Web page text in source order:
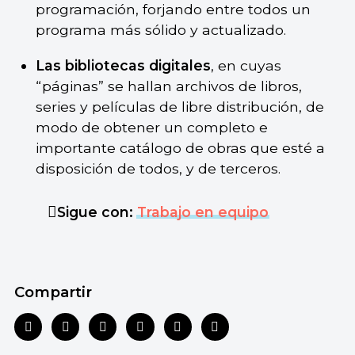
programación, forjando entre todos un
programa más sólido y actualizado.
Las bibliotecas digitales, en cuyas
“páginas” se hallan archivos de libros,
series y películas de libre distribución, de
modo de obtener un completo e
importante catálogo de obras que esté a
disposición de todos, y de terceros.
Sigue con:Trabajo en equipo
Compartir